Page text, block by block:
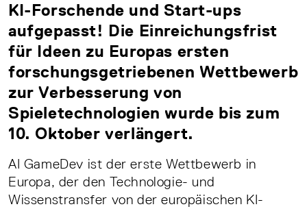
KI-Forschende und Start-ups
aufgepasst! Die Einreichungsfrist
für Ideen zu Europas ersten
forschungsgetriebenen Wettbewerb
zur Verbesserung von
Spieletechnologien wurde bis zum
10. Oktober verlängert.
AI GameDev ist der erste Wettbewerb in
Europa, der den Technologie- und
Wissenstransfer von der europäischen KI-